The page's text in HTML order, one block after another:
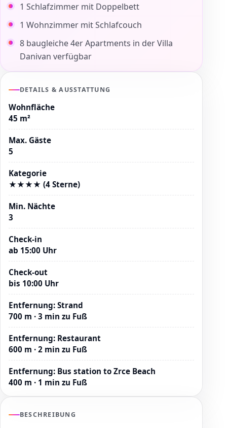
1 Schlafzimmer mit Doppelbett
1 Wohnzimmer mit Schlafcouch
8 baugleiche 4er Apartments in der Villa
Danivan verfügbar
DETAILS & AUSSTATTUNG
Wohnfläche
45 m²
Max. Gäste
5
Kategorie
★★★★ (4 Sterne)
Min. Nächte
3
Check-in
ab 15:00 Uhr
Check-out
bis 10:00 Uhr
Entfernung: Strand
700 m · 3 min zu Fuß
Entfernung: Restaurant
600 m · 2 min zu Fuß
Entfernung: Bus station to Zrce Beach
400 m · 1 min zu Fuß
BESCHREIBUNG